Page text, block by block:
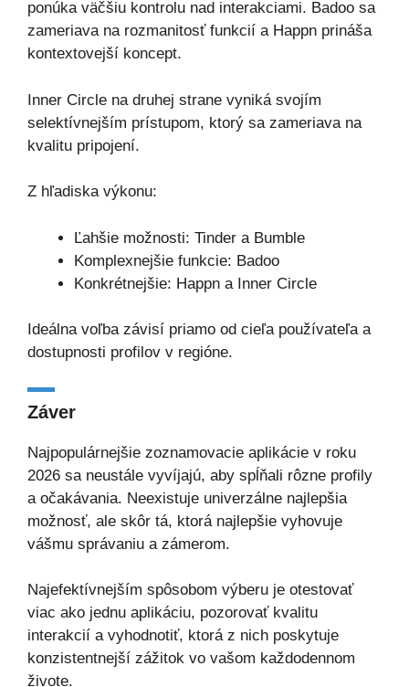
ponúka väčšiu kontrolu nad interakciami. Badoo sa
zameriava na rozmanitosť funkcií a Happn prináša
kontextovejší koncept.
Inner Circle na druhej strane vyniká svojím
selektívnejším prístupom, ktorý sa zameriava na
kvalitu pripojení.
Z hľadiska výkonu:
Ľahšie možnosti: Tinder a Bumble
Komplexnejšie funkcie: Badoo
Konkrétnejšie: Happn a Inner Circle
Ideálna voľba závisí priamo od cieľa používateľa a
dostupnosti profilov v regióne.
Záver
Najpopulárnejšie zoznamovacie aplikácie v roku
2026 sa neustále vyvíjajú, aby spĺňali rôzne profily
a očakávania. Neexistuje univerzálne najlepšia
možnosť, ale skôr tá, ktorá najlepšie vyhovuje
vášmu správaniu a zámerom.
Najefektívnejším spôsobom výberu je otestovať
viac ako jednu aplikáciu, pozorovať kvalitu
interakcií a vyhodnotiť, ktorá z nich poskytuje
konzistentnejší zážitok vo vašom každodennom
živote.